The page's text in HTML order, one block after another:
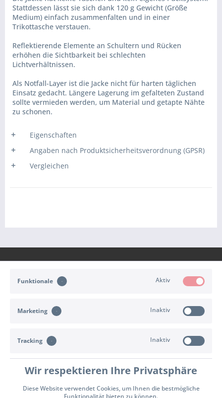
Stattdessen lässt sie sich dank 120 g Gewicht (Größe
Medium) einfach zusammenfalten und in einer
Trikottasche verstauen.
Reflektierende Elemente an Schultern und Rücken
erhöhen die Sichtbarkeit bei schlechten
Lichtverhältnissen.
Als Notfall-Layer ist die Jacke nicht für harten täglichen
Einsatz gedacht. Längere Lagerung im gefalteten Zustand
sollte vermieden werden, um Material und getapte Nähte
zu schonen.
Eigenschaften
Angaben nach Produktsicherheitsverordnung (GPSR)
Vergleichen
INFORMATIONEN
Cookie-Einstellungen Widerrufsrecht Versand- und Zahlungsbedingungen
Funktionale Aktiv
Marketing Inaktiv
Tracking Inaktiv
Wir respektieren Ihre Privatsphäre
Diese Website verwendet Cookies, um Ihnen die bestmögliche
Funktionalität bieten zu können.